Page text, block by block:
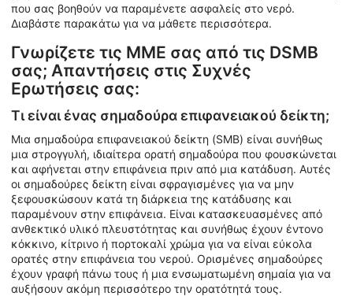
που σας βοηθούν να παραμένετε ασφαλείς στο νερό.
Διαβάστε παρακάτω για να μάθετε περισσότερα.
Γνωρίζετε τις ΜΜΕ σας από τις DSMB
σας; Απαντήσεις στις Συχνές
Ερωτήσεις σας:
Τι είναι ένας σημαδούρα επιφανειακού δείκτη;
Μια σημαδούρα επιφανειακού δείκτη (SMB) είναι συνήθως
μια στρογγυλή, ιδιαίτερα ορατή σημαδούρα που φουσκώνεται
και αφήνεται στην επιφάνεια πριν από μια κατάδυση. Αυτές
οι σημαδούρες δείκτη είναι σφραγισμένες για να μην
ξεφουσκώσουν κατά τη διάρκεια της κατάδυσης και
παραμένουν στην επιφάνεια. Είναι κατασκευασμένες από
ανθεκτικό υλικό πλευστότητας και συνήθως έχουν έντονο
κόκκινο, κίτρινο ή πορτοκαλί χρώμα για να είναι εύκολα
ορατές στην επιφάνεια του νερού. Ορισμένες σημαδούρες
έχουν γραφή πάνω τους ή μια ενσωματωμένη σημαία για να
αυξήσουν ακόμη περισσότερο την ορατότητά τους.